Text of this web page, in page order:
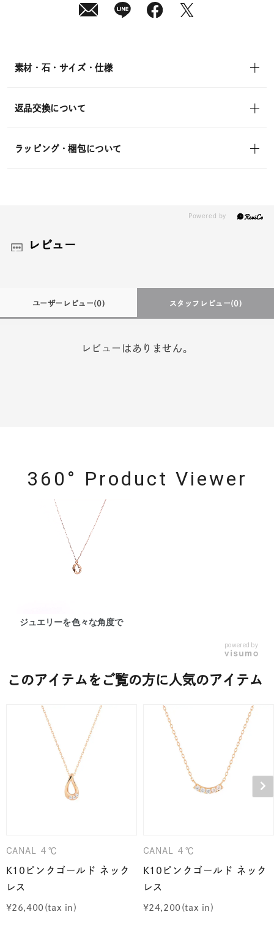
素材・石・サイズ・仕様
返品交換について
ラッピング・梱包について
レビュー
ユーザーレビュー(0) スタッフレビュー(0)
レビューはありません。
360° Product Viewer
ジュエリーを色々な角度で
powered by
このアイテムをご覧の方に人気のアイテム
CANAL ４℃
K10ピンクゴールド ネック
レス
¥26,400
CANAL ４℃
K10ピンクゴールド ネック
レス
¥24,200